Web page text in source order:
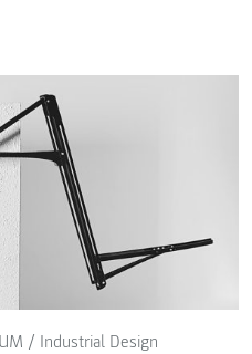
/ Industrial Design